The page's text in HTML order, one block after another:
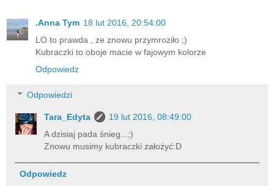
.Anna Tym 18 lut 2016, 20:54:00
LO to prawda , ze znowu przymroziło ;)
Kubraczki to oboje macie w fajowym kolorze
Odpowiedz
Odpowiedzi
Tara_Edyta
19 lut 2016, 08:49:00
A dzisiaj pada śnieg...;)
Znowu musimy kubraczki założyć:D
Odpowiedz